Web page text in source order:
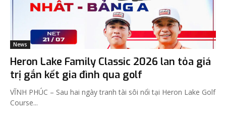
News
Heron Lake Family Classic 2026 lan tỏa giá
trị gắn kết gia đình qua golf
VĨNH PHÚC – Sau hai ngày tranh tài sôi nổi tại Heron Lake Golf
Course...